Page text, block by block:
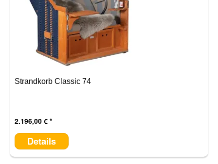
Strandkorb Classic 74
2.196,00 €
Details